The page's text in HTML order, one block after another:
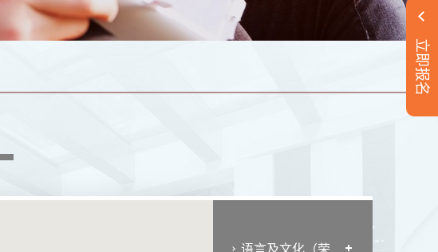
立即报名
语言及文化（荣